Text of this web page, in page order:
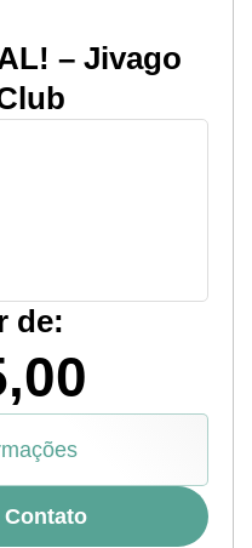
– Jivago
de:
Contato